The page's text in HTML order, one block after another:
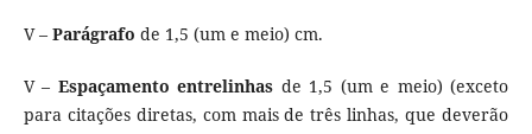
V – Parágrafo de 1,5 (um e meio) cm.
V – Espaçamento entrelinhas de 1,5 (um e meio) (exceto
para citações diretas, com mais de três linhas, que deverão